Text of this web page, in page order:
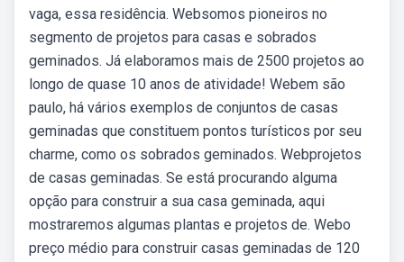
vaga, essa residência. Websomos pioneiros no
segmento de projetos para casas e sobrados
geminados. Já elaboramos mais de 2500 projetos ao
longo de quase 10 anos de atividade! Webem são
paulo, há vários exemplos de conjuntos de casas
geminadas que constituem pontos turísticos por seu
charme, como os sobrados geminados. Webprojetos
de casas geminadas. Se está procurando alguma
opção para construir a sua casa geminada, aqui
mostraremos algumas plantas e projetos de. Webo
preço médio para construir casas geminadas de 120